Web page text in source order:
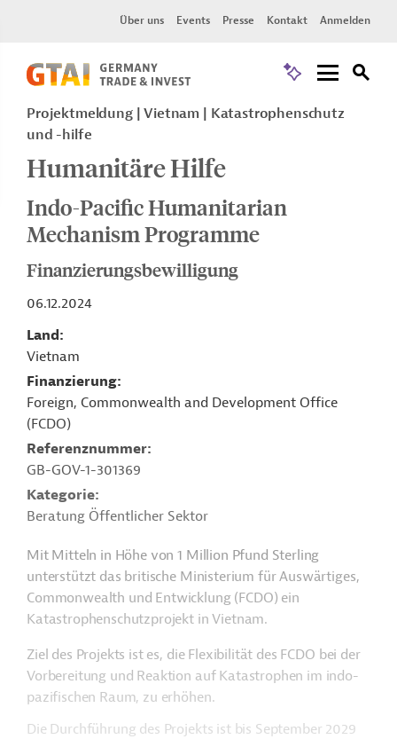
Über uns Events Presse Kontakt Anmelden
Projektmeldung Vietnam
Katastrophenschutz
und -hilfe
Humanitäre Hilfe
Indo-Pacific Humanitarian
Mechanism Programme
Finanzierungsbewilligung
06.12.2024
Land
Vietnam
Finanzierung
Foreign, Commonwealth and Development Office
(FCDO)
Referenznummer
GB-GOV-1-301369
Kategorie
Beratung Öffentlicher Sektor
Mit Mitteln in Höhe von 1 Million Pfund Sterling
unterstützt das britische Ministerium für Auswärtiges,
Commonwealth und Entwicklung (FCDO) ein
Katastrophenschutzprojekt in Vietnam.
Ziel des Projekts ist es, die Flexibilität des FCDO bei der
Vorbereitung und Reaktion auf Katastrophen im indo-
pazifischen Raum, zu erhöhen.
Die Durchführung des Projekts ist bis September 2029